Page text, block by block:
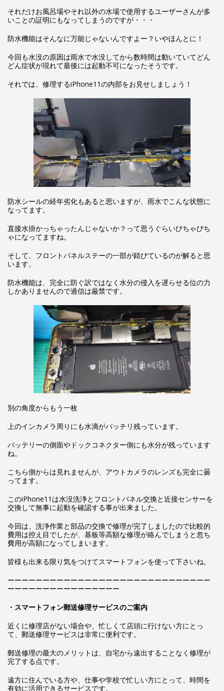
それだけお風呂場やそれ以外の水場で使用するユーザーさんが多
いことの証明にもなってしまうのですが・・・
防水機能はそんなに万能じゃないんですよー？いやほんとに！
今回も水没の原因は雨水で水没してから数時間は動いていてどん
どん症状が現れて最後には起動不可になったそうです。
それでは、修理するiPhone11の内部をお見せしましょう！
防水シールの経年劣化もあると思いますが、雨水でこんな状態に
なってます。
直接水掛かっちゃったんじゃないか？って思うぐらいびちゃびち
ゃになってますね。
そして、フロントパネルステーの一部が錆びているのが解ると思
います。
防水機能は、完全に防ぐ訳ではなく水分の侵入を遅らせる位の力
しかありませんので過信は厳禁です。
別の角度からもう一枚
上のインカメラ周りにも水滴がバッチリ残っています。
バッテリーの側面やドックコネクター側にも水分が残っています
ね。
こちら側からは見れませんが、アウトカメラのレンズも完全に曇
ってます。
このiPhone11は水没洗浄とフロントパネル交換と近接センサーを
交換して無事に起動を確認する事が出来ました。
今回は、洗浄作業と部品の交換で修理が完了しましたので比較的
費用は控え目でしたが、基板等高額な修理が絡んでしまうと忽ち
費用が高額になってしまいます。
皆様も出来る限り気をつけてスマートフォンを使って下さいね。
ーーーーーーーーーーーーーーーーーーーーーーーーーーーーー
ーーーーーーーーーーーーーーーー
・スマートフォン郵送修理サービスのご案内
近くに修理店がない場合や、忙しくて店頭に行けない方にとっ
て、郵送修理サービスは非常に便利です。
郵送修理の最大のメリットは、自宅から遠出することなく修理が
完了する点です。
遠方に住んでいる方や、仕事や学校で忙しい方にとって、時間を
有効に活用できるサービスです。